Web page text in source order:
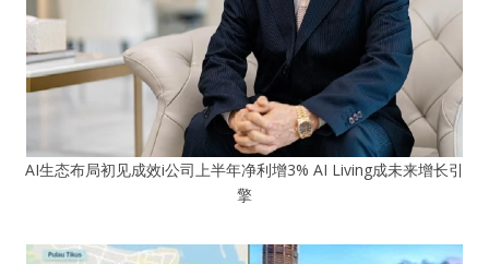
AI生态布局初见成效i公司上半年净利增3% AI Living成未来增长引
擎